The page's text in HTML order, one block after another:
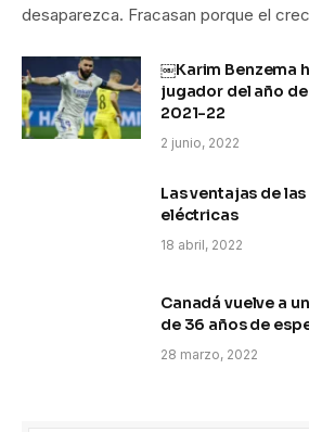
desaparezca. Fracasan porque el
￼Karim Benzema
jugador del año
2021-22
2 junio, 2022
Las ventajas de
eléctricas
18 abril, 2022
Canadá vuelve a
de 36 años de
28 marzo, 2022